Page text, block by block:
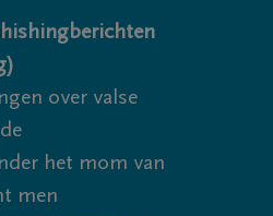
gaan
over valse
het mom van
men